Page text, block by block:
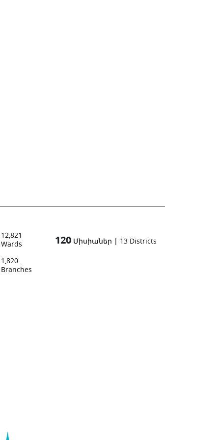
12,821
Wards
1,820
Branches
120 Միսիաներ | 13 Districts